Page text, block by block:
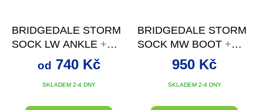
BRIDGEDALE STORM
SOCK LW ANKLE +
SLEVA SE SLEVOVÝM
KÓDEM
SKLADEM 2-4 DNY
od 740 Kč
BRIDGEDALE STORM
SOCK MW BOOT +
SLEVA SE SLEVOVÝM
KÓDEM
SKLADEM 2-4 DNY
950 Kč